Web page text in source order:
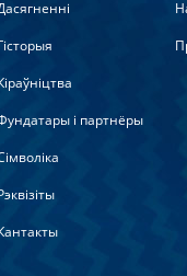
і партнёры